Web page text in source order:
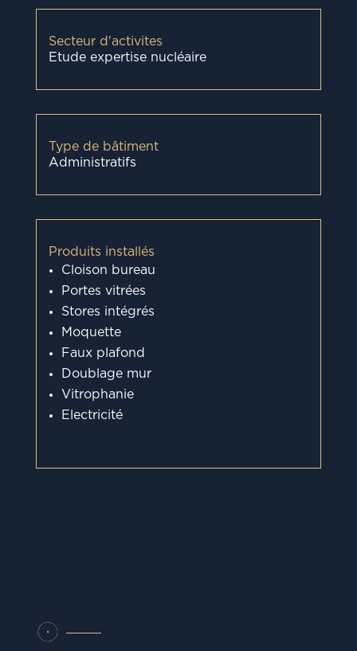
Secteur d'activites
Etude expertise nucléaire
Type de bâtiment
Administratifs
Produits installés
Cloison bureau
Portes vitrées
Stores intégrés
Moquette
Faux plafond
Doublage mur
Vitrophanie
Electricité